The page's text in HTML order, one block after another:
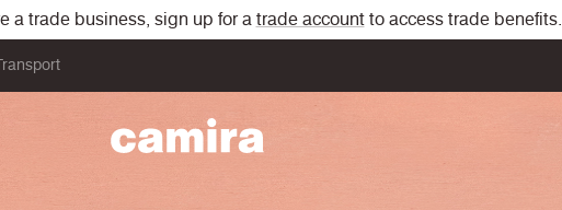
a trade business, sign up for a trade accountto access trade benefits.